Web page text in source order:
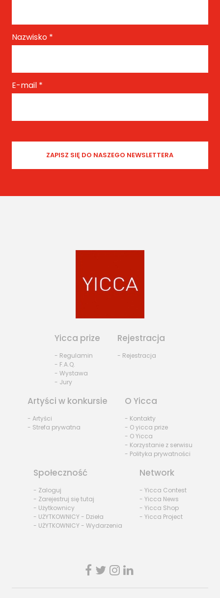
Nazwisko *
E-mail *
Yicca prize
- Regulamin
- F.A.Q.
- Wystawa
- Jury
Rejestracja
- Rejestracja
Artyści w konkursie
- Artyści
- Strefa prywatna
O Yicca
- Kontakty
- O yicca prize
- O Yicca
- Korzystanie z serwisu
- Polityka prywatności
Społeczność
- Zaloguj
- Zarejestruj się tutaj
- Użytkownicy
- UŻYTKOWNICY - Dzieła
- UŻYTKOWNICY - Wydarzenia
Network
- Yicca Contest
- Yicca News
- Yicca Shop
- Yicca Project